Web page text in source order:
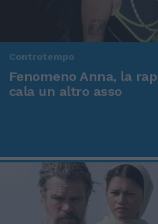
Controtempo
Fenomeno Anna, la
cala un altro asso